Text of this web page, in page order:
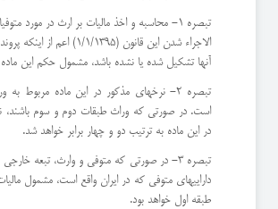
تبصره 1- محاسبه و اخذ مالیات بر ارث در مورد
الاجراء شدن این قانون (1/1/1395) اعم
آنها تشکیل شده یا نشده باشد، مشمول حکم این ماده
تبصره 2- نرخهای مذکور در این ماده مربوط
است. در صورتی که وراث طبقات دوم و سوم باشند،
در این ماده به ترتیب دو و چهار برابر خواهد شد.
تبصره 3- در صورتی که متوفی و وارث، تبعه خارجی
داراییهای متوفی که در ایران واقع است، مشمول
طبقه اول خواهد بود.